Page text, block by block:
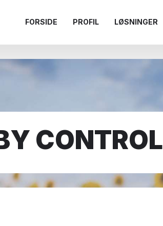
FORSIDE PROFIL LØSNINGER
CONTROL​